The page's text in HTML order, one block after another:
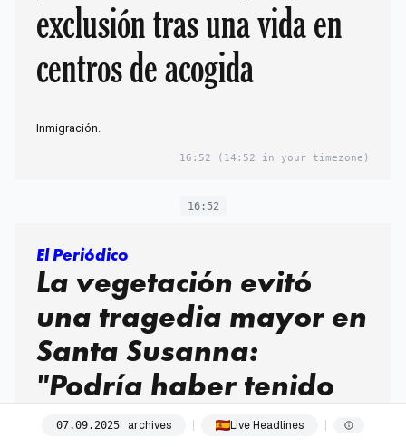
exclusión tras una vida en
centros de acogida
Inmigración.
16:52 (14:52 in your timezone)
16:52
El Periódico
La vegetación evitó
una tragedia mayor en
Santa Susanna:
"Podría haber tenido
unas consecuencias
07.09.2025 archives Live Headlines